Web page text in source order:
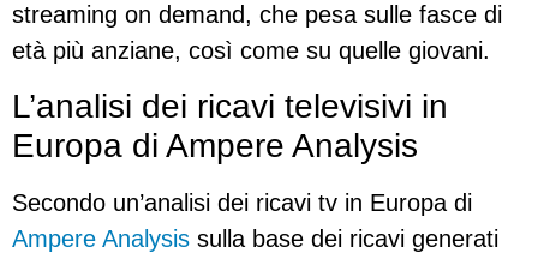
streaming on demand, che pesa sulle fasce di
età più anziane, così come su quelle giovani.
L’analisi dei ricavi televisivi in
Europa di Ampere Analysis
Secondo un’analisi dei ricavi tv in Europa di
Ampere Analysis sulla base dei ricavi generati